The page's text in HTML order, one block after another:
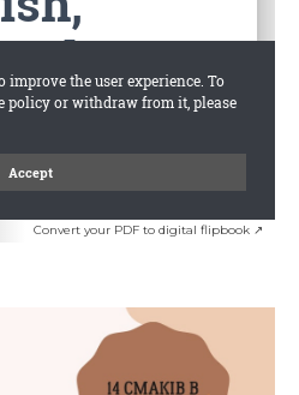
Convert your PDF to digital flipbook ↗